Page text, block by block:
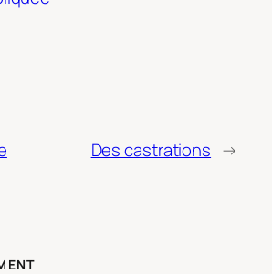
Des castrations →